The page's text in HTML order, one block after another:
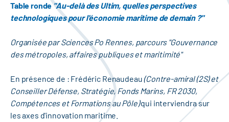
Table ronde"Au-delà des Ultim, quelles perspectives
technologiques pour l'économie maritime de demain ?"
Organisée par Sciences Po Rennes, parcours "Gouvernance
des métropoles, affaires publiques et maritimité"
En présence de : Frédéric Renaudeau(Contre-amiral (2S) et
Conseiller Défense, Stratégie, Fonds Marins, FR 2030,
Compétences et Formations au Pôle)qui interviendra sur
les axes d'innovation maritime.